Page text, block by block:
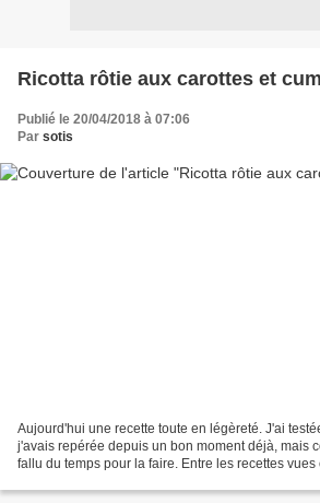
Ricotta rôtie aux carottes et
Publié le 20/04/2018 à 07:06
Par sotis
Aujourd'hui une recette toute en légèreté. J'ai
j'avais repérée depuis un bon moment déjà, mais
fallu du temps pour la faire. Entre les recettes